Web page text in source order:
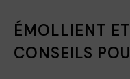
ÉMOLLIENT
CONSEILS